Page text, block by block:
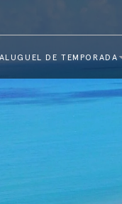
ALUGUEL DE TEMPORADA